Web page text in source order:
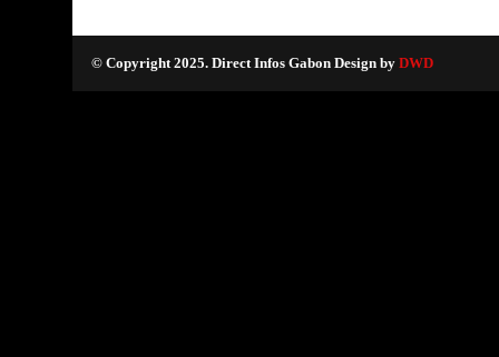
© Copyright 2025. Direct Infos Gabon Design by DWD